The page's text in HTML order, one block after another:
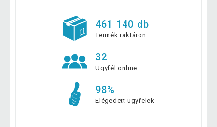
461 140 db
Termék raktáron
32
Ügyfél online
98%
Elégedett ügyfelek